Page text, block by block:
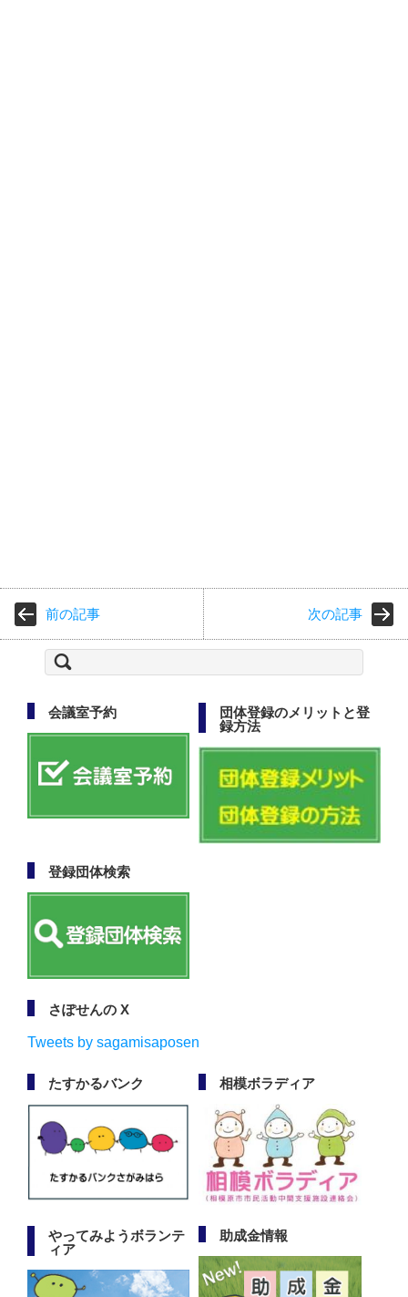
前の記事 次の記事
検
索:
会議室予約
団体登録のメリットと登
録方法
登録団体検索
さぽせんの X
Tweets by sagamisaposen
たすかるバンク 相模ボラディア
やってみようボランテ
ィア
助成金情報